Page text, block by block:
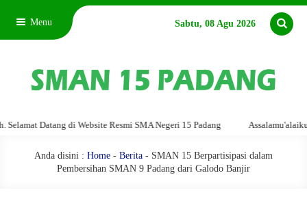
Menu Sabtu, 08 Agu 2026
di Website Resmi SMA Negeri 15 Padang Assalamu'alaikum
Anda disini : Home - Berita - SMAN 15 Berpartisipasi dalam
Pembersihan SMAN 9 Padang dari Galodo Banjir